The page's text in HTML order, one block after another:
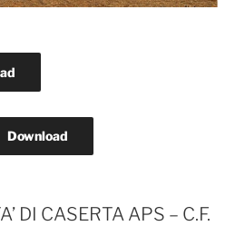
Download
DI CASERTA APS – C.F.